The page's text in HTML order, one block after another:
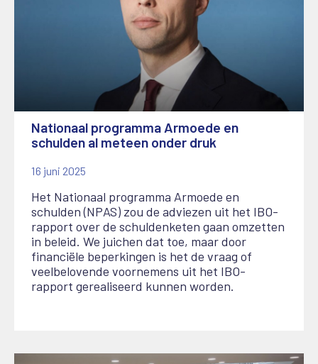
Nationaal programma Armoede en
schulden al meteen onder druk
16 juni 2025
Het Nationaal programma Armoede en
schulden (NPAS) zou de adviezen uit het IBO-
rapport over de schuldenketen gaan omzetten
in beleid. We juichen dat toe, maar door
financiële beperkingen is het de vraag of
veelbelovende voornemens uit het IBO-
rapport gerealiseerd kunnen worden.